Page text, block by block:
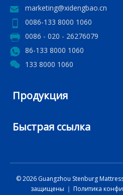
marketing@xidengbao.cn
0086-133 8000 1060
0086 - 020 - 26276079
86-133 8000 1060
133 8000 1060
Продукция
Быстрая ссылка
©2026 Guangzhou Stenburg
защищены ｜ Политика